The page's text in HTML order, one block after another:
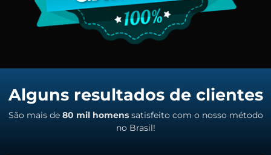
Alguns resultados de clientes
São mais de 80 mil homenssatisfeito com o nosso método
no Brasil!